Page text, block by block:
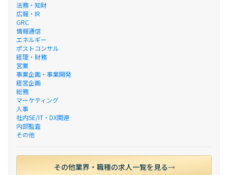
法務・知財
広報・IR
GRC
情報通信
エネルギー
ポストコンサル
経理・財務
営業
事業企画・事業開発
経営企画
総務
マーケティング
人事
社内SE/IT・DX関連
内部監査
その他
その他業界・職種の求人一覧を見る